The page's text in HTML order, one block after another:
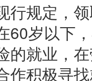
规定，领
60岁以下
的就业，
作积极寻